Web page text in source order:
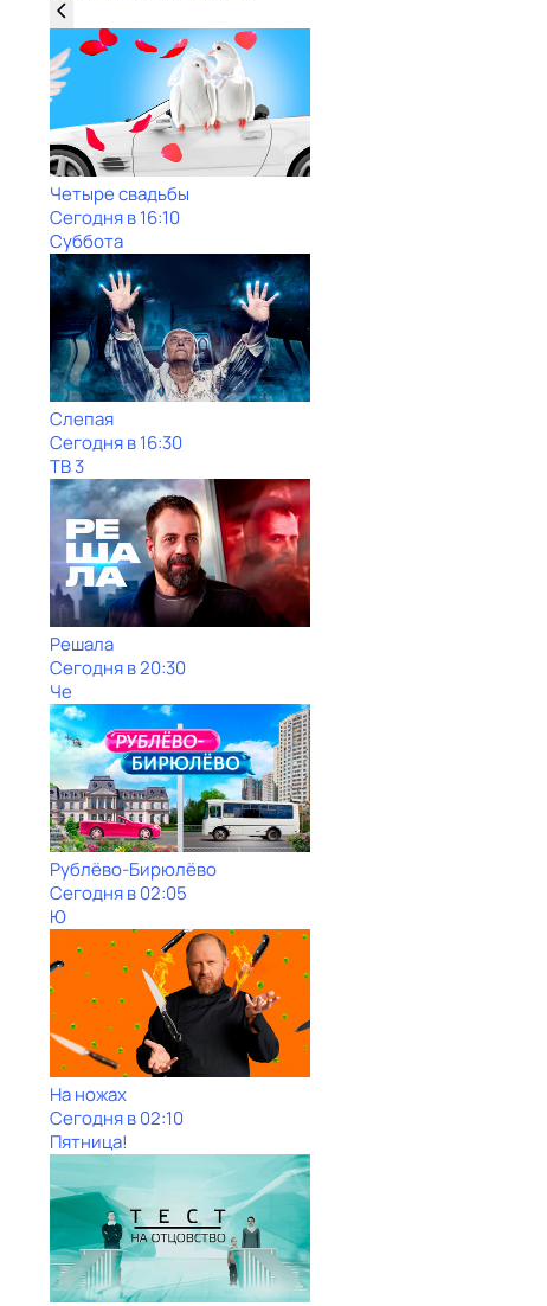
Четыре свадьбы
Сегодня в 16:10
Суббота
Слепая
Сегодня в 16:30
ТВ 3
Решала
Сегодня в 20:30
Че
Рублёво-Бирюлёво
Сегодня в 02:05
Ю
На ножах
Сегодня в 02:10
Пятница!